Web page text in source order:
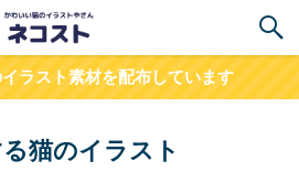
ラスト素材を配布しています
猫のイラスト